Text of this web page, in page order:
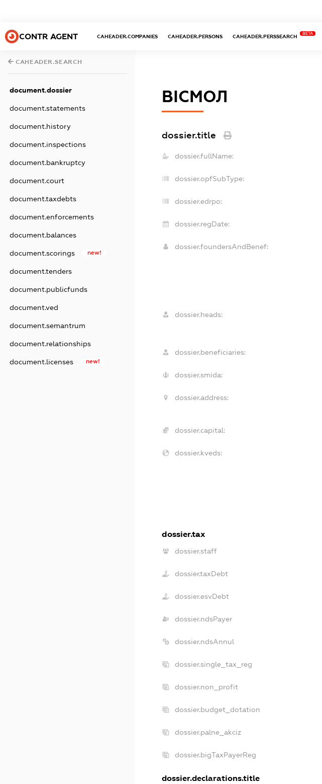
CONTR AGENT CAHEADER.COMPANIES CAHEADER.PERSONS CAHEADER.PERSSEARCH
BETA
CAHEADER.SEARCH
document.dossier
document.statements
document.history
document.inspections
document.bankruptcy
document.court
document.taxdebts
document.enforcements
document.balances
document.scorings new!
document.tenders
document.publicfunds
document.ved
document.semantrum
document.relationships
document.licenses new!
ВІСМОЛ
dossier.title
dossier.fullName:
dossier.opfSubType:
dossier.edrpo:
dossier.regDate:
dossier.foundersAndBenef:
dossier.heads:
dossier.beneficiaries:
dossier.smida:
dossier.address:
dossier.capital:
dossier.kveds:
dossier.tax
dossier.staff
dossier.taxDebt
dossier.esvDebt
dossier.ndsPayer
dossier.ndsAnnul
dossier.single_tax_reg
dossier.non_profit
dossier.budget_dotation
dossier.palne_akciz
dossier.bigTaxPayerReg
dossier.declarations.title